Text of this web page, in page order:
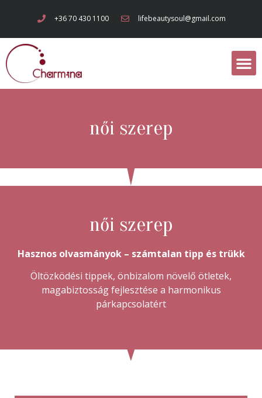
+36 70 430 1100 lifebeautysoul@gmail.com
női szerep
női szerep
Hasznos olvasmányok – számtalan tipp és trükk
Öltözködési tippek, önbizalom növelő ötletek,
magabiztosság fejlesztése a harmonikus
párkapcsolatért